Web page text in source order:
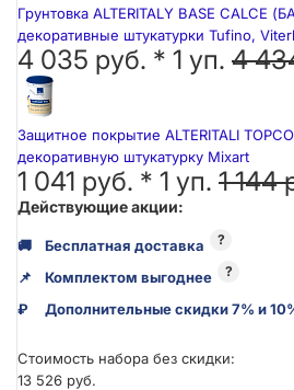
Грунтовка ALTERITALY BASE CALCE
декоративные штукатурки Tufino,
4 035 руб. * 1 уп. 4
Защитное покрытие ALTERITALI
декоративную штукатурку Mixart
1 041 руб. * 1 уп. 1 144
Действующие акции:
🚚 Бесплатная доставка ?
📌 Комплектом выгоднее ?
₽ Дополнительные скидки 7% и
Стоимость набора без скидки:
13 526 руб.